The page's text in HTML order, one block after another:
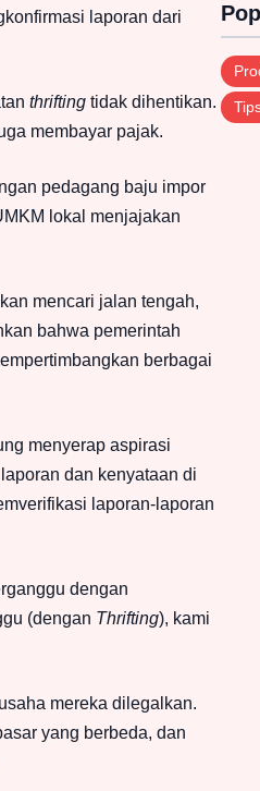
laporan dari
thrifting tidak dihentikan.
membayar pajak.
pedagang baju impor
lokal menjajakan
mencari jalan tengah,
bahwa pemerintah
berbagai
menyerap aspirasi
dan kenyataan di
laporan-laporan
dengan
(dengan Thrifting), kami
mereka dilegalkan.
yang berbeda, dan